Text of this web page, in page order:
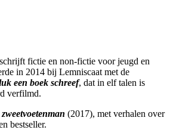
fictie en non-fictie voor jeugd en
in 2014 bij Lemniscaat met de
een boek schreef, dat in elf talen is
verfilmd.
(2017), met verhalen over
bestseller.